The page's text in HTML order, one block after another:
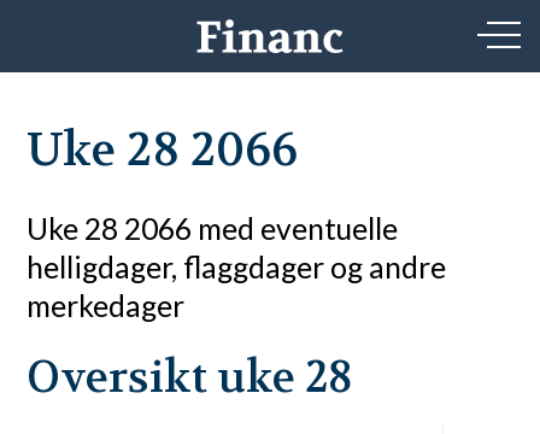
Uke 28 2066
Uke 28 2066 med eventuelle
helligdager, flaggdager og andre
merkedager
Oversikt uke 28